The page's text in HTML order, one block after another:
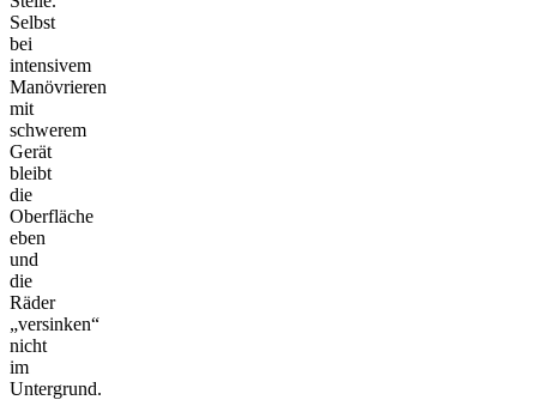
Selbst
bei
intensivem
Manövrieren
mit
schwerem
Gerät
bleibt
die
Oberfläche
eben
und
die
Räder
„versinken“
nicht
im
Untergrund.